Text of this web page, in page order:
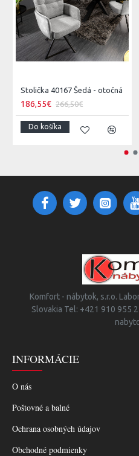
Stolička 40167 Šedá - otočná
186,55€ 266,50€
Do košíka
Komfort - nábytok, s.r.o.
Slovakia Tel: +421 910 955
INFORMÁCIE
O nás
Poštovné a balné
Ochrana osobných údajov
Obchodné podmienky